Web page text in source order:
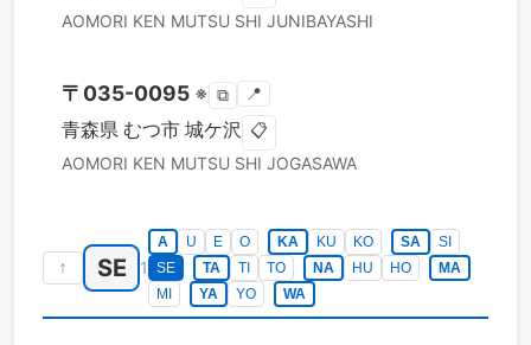
AOMORI KEN MUTSU SHI JUNIBAYASHI
〒 035-0095 ※ ⧉ 📍
青森県 むつ市 城ケ沢 📋
AOMORI KEN MUTSU SHI JOGASAWA
↑ SE 1
A U E O KA KU KO SA
SI
SE
TA TI TO NA HU HO
MA
MI
YA YO WA